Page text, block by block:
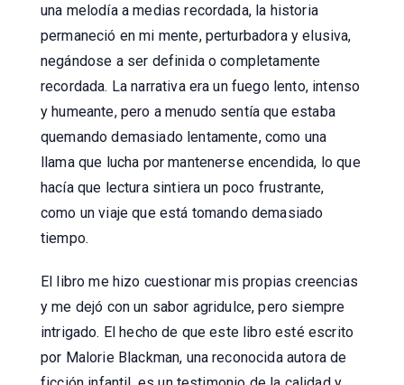
una melodía a medias recordada, la historia
permaneció en mi mente, perturbadora y elusiva,
negándose a ser definida o completamente
recordada. La narrativa era un fuego lento, intenso
y humeante, pero a menudo sentía que estaba
quemando demasiado lentamente, como una
llama que lucha por mantenerse encendida, lo que
hacía que lectura sintiera un poco frustrante,
como un viaje que está tomando demasiado
tiempo.
El libro me hizo cuestionar mis propias creencias
y me dejó con un sabor agridulce, pero siempre
intrigado. El hecho de que este libro esté escrito
por Malorie Blackman, una reconocida autora de